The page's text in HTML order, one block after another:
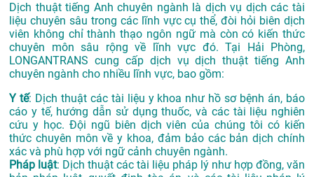
Dịch thuật tiếng Anh chuyên ngành là dịch vụ dịch các tài
liệu chuyên sâu trong các lĩnh vực cụ thể, đòi hỏi biên dịch
viên không chỉ thành thạo ngôn ngữ mà còn có kiến thức
chuyên môn sâu rộng về lĩnh vực đó. Tại Hải Phòng,
LONGANTRANS cung cấp dịch vụ dịch thuật tiếng Anh
chuyên ngành cho nhiều lĩnh vực, bao gồm:
Y tế: Dịch thuật các tài liệu y khoa như hồ sơ bệnh án, báo
cáo y tế, hướng dẫn sử dụng thuốc, và các tài liệu nghiên
cứu y học. Đội ngũ biên dịch viên của chúng tôi có kiến
thức chuyên môn về y khoa, đảm bảo các bản dịch chính
xác và phù hợp với ngữ cảnh chuyên ngành.
Pháp luật: Dịch thuật các tài liệu pháp lý như hợp đồng, văn